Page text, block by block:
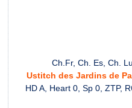
Ch.Fr, Ch. Es, Ch.
Ustitch des Jardins de
HD A, Heart 0, Sp 0, ZTP,